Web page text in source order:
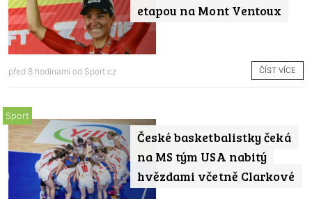
etapou na Mont Ventoux
před 8 hodinami od Sport.cz ČÍST VÍCE
České basketbalistky čeká
na MS tým USA nabitý
hvězdami včetně Clarkové
Sport